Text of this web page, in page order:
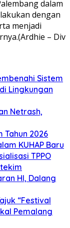
dalam
dengan
menjadi
– Div
Sistem
Lingkungan
Netrash,
Tahun 2026
KUHAP Baru
TPPO
HI, Dalang
“Festival
Pemalang